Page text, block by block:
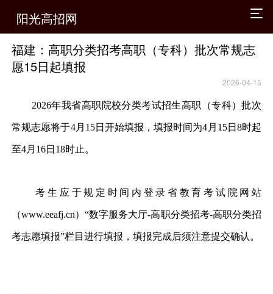
阳光高招网
福建：高职分类招考高职（专科）批次常规志
愿15日起填报
2026-04-15
2026年我省高职院校分类考试招生高职（专科）批次
常规志愿将于4月15日开始填报，填报时间为4月15日8时起
至4月16日18时止。
考生应于规定时间内登录省教育考试院网站
（www.eeafj.cn）“数字服务大厅-高职分类招考-高职分类招
考志愿填报”栏目进行填报，填报完成后须注意提交确认。